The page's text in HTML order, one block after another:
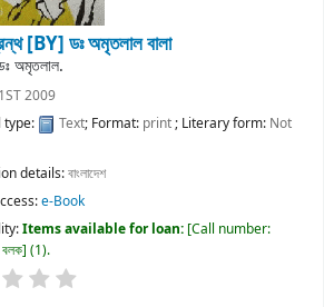
[BY] ডঃ অমৃতলাল বালা
অমৃতলাল.
1ST 2009
type:
Text; Format: print; Literary form: Not
details:বাংলাদেশ
e-Book
Items available for loan: Call number:
(1).